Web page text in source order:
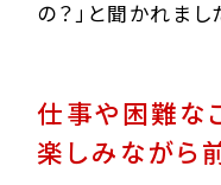
の？」と聞かれまし
仕事や困難な
楽しみながら